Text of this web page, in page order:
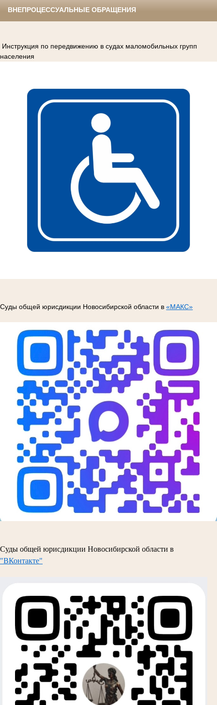
ВНЕПРОЦЕССУАЛЬНЫЕ ОБРАЩЕНИЯ
Инструкция по передвижению в судах маломобильных групп
населения
Суды общей юрисдикции Новосибирской области в «МАКС»
Суды общей юрисдикции Новосибирской области в
"ВКонтакте"